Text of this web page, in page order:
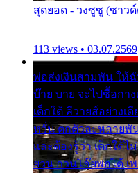
สุดยอด - วงซูซู (ซาว
113 views • 03.07.2569
พ่อส่งเงินสามพัน ให้
บ๊าย บาย จะไปซื้อกาง
เด็กใต้ ลีวายส์อย่างเ
หวั่น ตกตัวละหลายพั
และต้องรู้ว่า เด็กใต้ไ
ยวน กวนโอ๊ยพอได้ เ